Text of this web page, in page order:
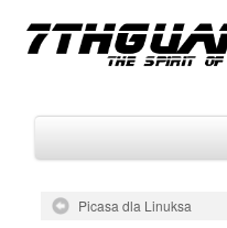
Picasa dla Linuksa